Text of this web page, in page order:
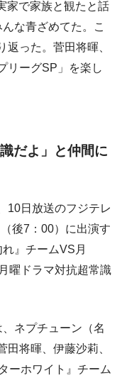
家で家族と観たと話
な青ざめてた。こ
った。菅田将暉、
リーグSP」を楽し
だよ」と仲間に
10日放送のフジテレ
後7：00）に出演す
』チームVS月
曜ドラマ対抗超常識
ネプチューン（名
将暉、伊藤沙莉、
ーホワイト』チーム